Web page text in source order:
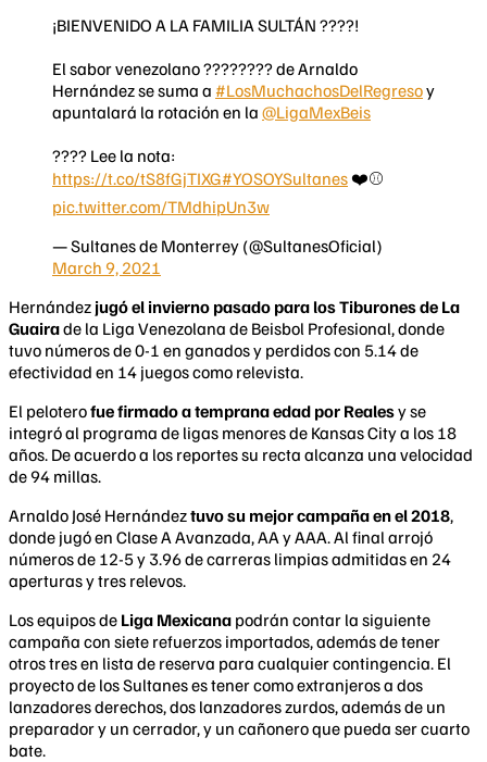
¡BIENVENIDO A LA FAMILIA SULTÁN ????!
El sabor venezolano ???????? de Arnaldo
Hernández se suma a #LosMuchachosDelRegresoy
apuntalará la rotación en la @LigaMexBeis
???? Lee la nota:
https://t.co/tS8fGjTIXG#YOSOYSultanes ❤️⚾️
pic.twitter.com/TMdhipUn3w
— Sultanes de Monterrey (@SultanesOficial)
March 9, 2021
Hernández jugó el invierno pasado para los Tiburones de La
Guairade la Liga Venezolana de Beisbol Profesional, donde
tuvo números de 0-1 en ganados y perdidos con 5.14 de
efectividad en 14 juegos como relevista.
El peloterofue firmado a temprana edad por Realesy se
integró al programa de ligas menores de Kansas City a los 18
años. De acuerdo a los reportes su recta alcanza una velocidad
de 94 millas.
Arnaldo José Hernándeztuvo su mejor campaña en el 2018,
donde jugó en Clase A Avanzada, AA y AAA. Al final arrojó
números de 12-5 y 3.96 de carreras limpias admitidas en 24
aperturas y tres relevos.
Los equipos de Liga Mexicana podrán contar la siguiente
campaña con siete refuerzos importados, además de tener
otros tres en lista de reserva para cualquier contingencia. El
proyecto de los Sultanes es tener como extranjeros a dos
lanzadores derechos, dos lanzadores zurdos, además de un
preparador y un cerrador, y un cañonero que pueda ser cuarto
bate.